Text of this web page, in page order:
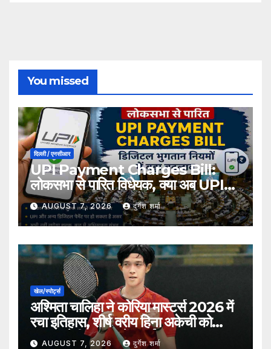
You missed
दिल्ली / एनसीआर
UPI Payment Charges Bill:
लोकसभा से पारित विधेयक, क्या अब UPI
भुगतान पर लग सकता है शुल्क?
AUGUST 7, 2026 दुर्गेश शर्मा
खेल/स्पोर्ट्स
अश्मिता चालिहा ने कोरिया मास्टर्स 2026 में
रचा इतिहास, शीर्ष वरीय हिना अकेची को
हराकर सेमीफाइनल में बनाई जगह
AUGUST 7, 2026 दुर्गेश शर्मा